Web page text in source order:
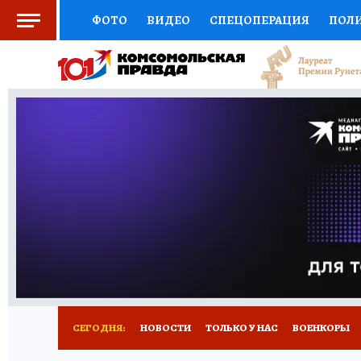
ФОТО ВИДЕО СПЕЦОПЕРАЦИЯ
СОЦПОДДЕРЖКА НАУКА СПЕЦПРОЕКТЫ
НАЦИОНАЛЬНЫЕ ПРОЕКТЫ РОССИИ
ПУТЕВОДИТЕЛЬ
НОВОЕ НА САЙТЕ
СЕГОДНЯ: НОВОСТИ ТОЛЬКО У НАС ВОЕНКОРЫ